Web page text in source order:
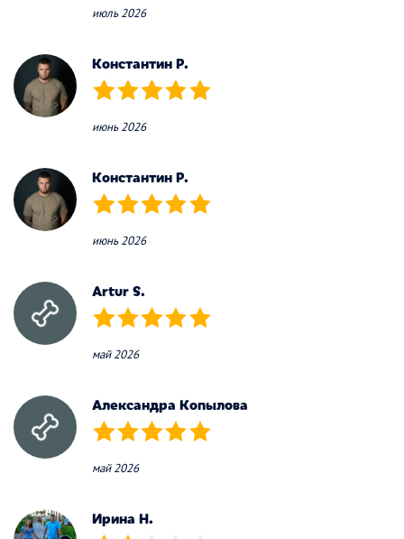
июль 2026
Константин Р.
(*) (*) (*) (*) (*)
июнь 2026
Константин Р.
(*) (*) (*) (*) (*)
июнь 2026
Artur S.
(*) (*) (*) (*) (*)
май 2026
Александра Копылова
(*) (*) (*) (*) (*)
май 2026
Ирина Н.